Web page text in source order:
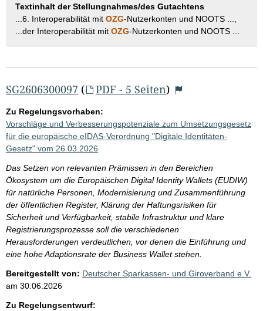
Textinhalt der Stellungnahmes/des Gutachtens
...6. Interoperabilität mit OZG-Nutzerkonten und NOOTS ...,
...der Interoperabilität mit OZG-Nutzerkonten und NOOTS ...
SG2606300097 ( PDF - 5 Seiten)
Zu Regelungsvorhaben:
Vorschläge und Verbesserungspotenziale zum Umsetzungsgesetz
für die europäische eIDAS-Verordnung "Digitale Identitäten-
Gesetz" vom 26.03.2026
Das Setzen von relevanten Prämissen in den Bereichen
Ökosystem um die Europäischen Digital Identity Wallets (EUDIW)
für natürliche Personen, Modernisierung und Zusammenführung
der öffentlichen Register, Klärung der Haftungsrisiken für
Sicherheit und Verfügbarkeit, stabile Infrastruktur und klare
Registrierungsprozesse soll die verschiedenen
Herausforderungen verdeutlichen, vor denen die Einführung und
eine hohe Adaptionsrate der Business Wallet stehen.
Bereitgestellt von: Deutscher Sparkassen- und Giroverband e.V.
am 30.06.2026
Zu Regelungsentwurf: